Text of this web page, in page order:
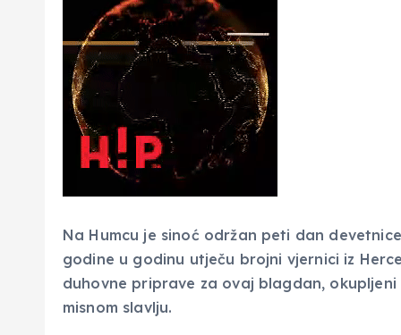
Na Humcu je sinoć održan peti dan
godine u godinu utječu brojni vjernici iz
duhovne priprave za ovaj blagdan,
misnom slavlju.